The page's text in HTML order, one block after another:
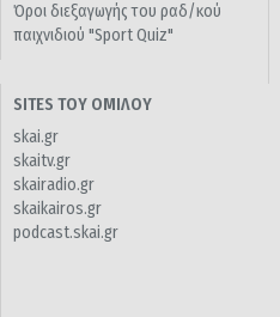
Όροι διεξαγωγής του ραδ/κού
παιχνιδιού "Sport Quiz"
SITES ΤΟΥ ΟΜΙΛΟΥ
skai.gr
skaitv.gr
skairadio.gr
skaikairos.gr
podcast.skai.gr